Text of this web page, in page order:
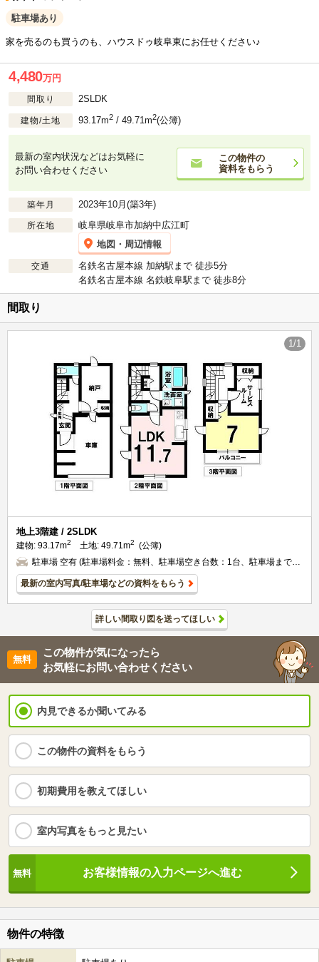
駐車場あり
家を売るのも買うのも、ハウスドゥ岐阜東にお任せください♪
4,480万円
間取り 2SLDK
建物/土地 93.17m2 / 49.71m2(公簿)
最新の室内状況などはお気軽に
お問い合わせください
この物件の
資料をもらう
築年月 2023年10月(築3年)
所在地
岐阜県岐阜市加納中広江町
地図・周辺情報
交通
名鉄名古屋本線 加納駅まで 徒歩5分
名鉄名古屋本線 名鉄岐阜駅まで 徒歩8分
間取り
1/1
地上3階建 / 2SLDK
建物: 93.17m2 土地: 49.71m2
(公簿)
駐車場 空有 (駐車場料金：無料、駐車場空き台数：1台、駐車場までの
最新の室内写真/駐車場などの資料をもらう
詳しい間取り図を送ってほしい
この物件が気になったら
お気軽にお問い合わせください
内見できるか聞いてみる
この物件の資料をもらう
初期費用を教えてほしい
室内写真をもっと見たい
お客様情報の入力ページへ進む
物件の特徴